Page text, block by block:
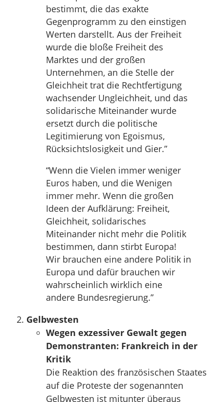
bestimmt, die das exakte
Gegenprogramm zu den einstigen
Werten darstellt. Aus der Freiheit
wurde die bloße Freiheit des
Marktes und der großen
Unternehmen, an die Stelle der
Gleichheit trat die Rechtfertigung
wachsender Ungleichheit, und das
solidarische Miteinander wurde
ersetzt durch die politische
Legitimierung von Egoismus,
Rücksichtslosigkeit und Gier.”
“Wenn die Vielen immer weniger
Euros haben, und die Wenigen
immer mehr. Wenn die großen
Ideen der Aufklärung: Freiheit,
Gleichheit, solidarisches
Miteinander nicht mehr die Politik
bestimmen, dann stirbt Europa!
Wir brauchen eine andere Politik in
Europa und dafür brauchen wir
wahrscheinlich wirklich eine
andere Bundesregierung.”
Gelbwesten
Wegen exzessiver Gewalt gegen
Demonstranten: Frankreich in der
Kritik
Die Reaktion des französischen Staates
auf die Proteste der sogenannten
Gelbwesten ist mitunter überaus